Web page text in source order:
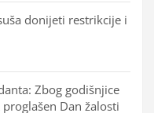
donijeti restrikcije i
Zbog godišnjice
Dan žalosti